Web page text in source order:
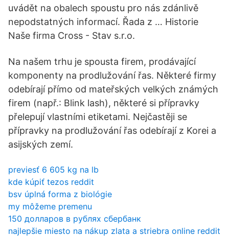
uvádět na obalech spoustu pro nás zdánlivě
nepodstatných informací. Řada z … Historie
Naše firma Cross - Stav s.r.o.
Na našem trhu je spousta firem, prodávající
komponenty na prodlužování řas. Některé firmy
odebírají přímo od mateřských velkých známých
firem (např.: Blink lash), některé si přípravky
přelepují vlastními etiketami. Nejčastěji se
přípravky na prodlužování řas odebírají z Korei a
asijských zemí.
previesť 6 605 kg na lb
kde kúpiť tezos reddit
bsv úplná forma z biológie
my môžeme premenu
150 долларов в рублях сбербанк
najlepšie miesto na nákup zlata a striebra online reddit